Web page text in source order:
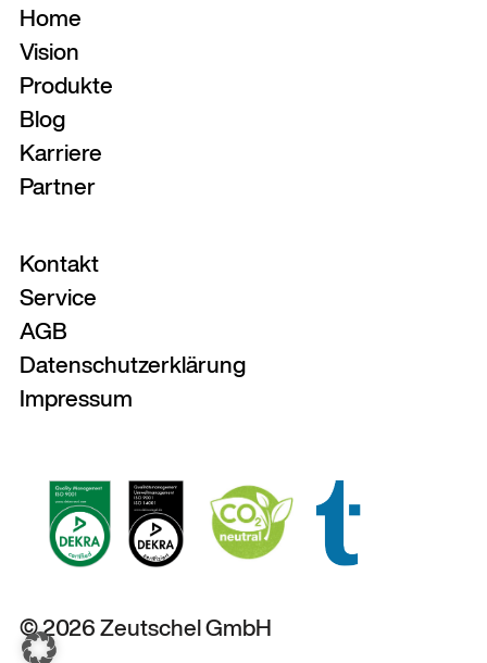
Home
Vision
Produkte
Blog
Karriere
Partner
Kontakt
Service
AGB
Datenschutzerklärung
Impressum
© 2026 Zeutschel GmbH